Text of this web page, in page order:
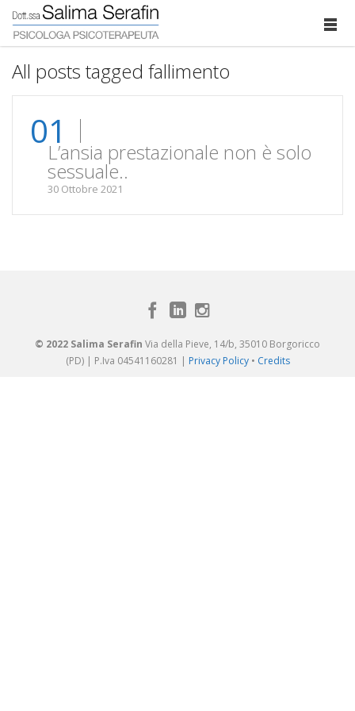
All posts tagged fallimento
01L’ansia prestazionale non è solo
sessuale..
30 Ottobre 2021
© 2022 Salima Serafin Via della Pieve, 14/b, 35010 Borgoricco
(PD) | P.Iva 04541160281 | Privacy Policy• Credits